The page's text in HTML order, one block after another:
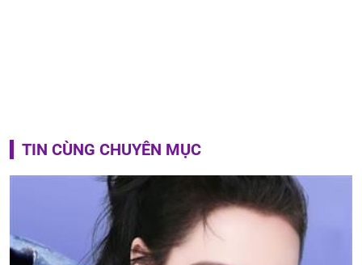
TIN CÙNG CHUYÊN MỤC